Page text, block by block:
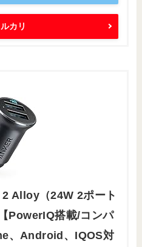
カリ
Alloy（24W 2ポート
PowerIQ搭載/コンパ
、Android、IQOS対